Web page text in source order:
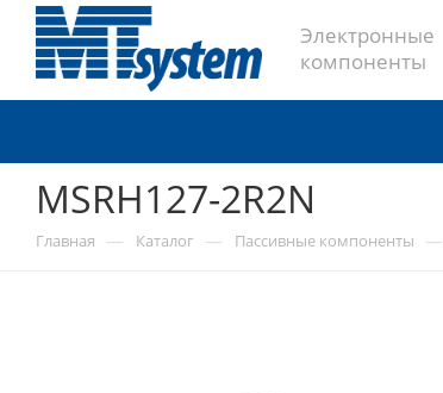
Электронные
компоненты
MSRH127-2R2N
Главная — Каталог — Пассивные компоненты —